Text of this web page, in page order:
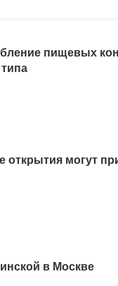
пищевых
открытия могут
в Москве